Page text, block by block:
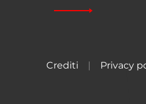
Crediti | Privacy